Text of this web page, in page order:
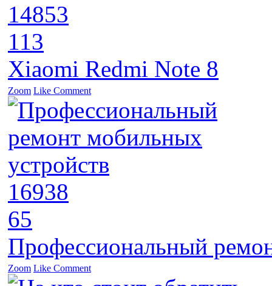
14853
113
Xiaomi Redmi Note 8
Zoom Like Comment
16938
65
Профессиональный
Zoom Like Comment